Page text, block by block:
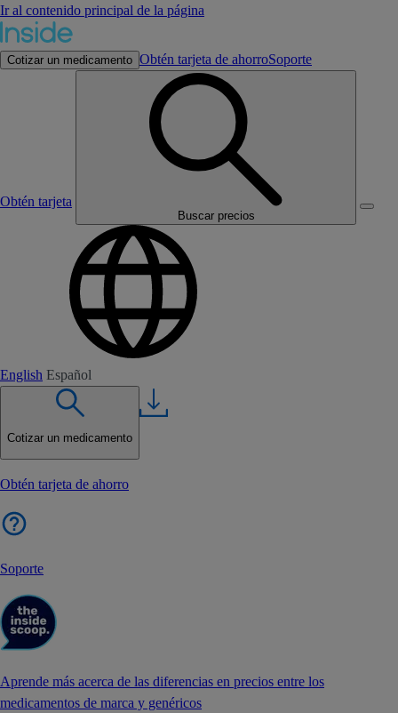
Ir al contenido principal de la página
Cotizar un medicamento Obtén tarjeta de ahorroSoporte
Obtén tarjeta
Buscar precios
English Español
Cotizar un medicamento
Obtén tarjeta de ahorro
Soporte
Aprende más acerca de las diferencias en precios entre los
medicamentos de marca y genéricos